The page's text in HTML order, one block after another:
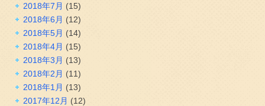
2018年7月 (15)
2018年6月 (12)
2018年5月 (14)
2018年4月 (15)
2018年3月 (13)
2018年2月 (11)
2018年1月 (13)
2017年12月 (12)